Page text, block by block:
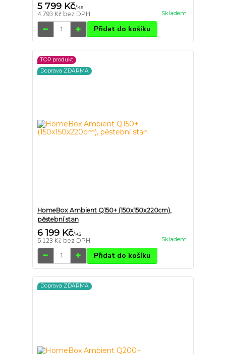
5 799 Kč/ks
4 793 Kč bez DPH Skladem
Přidat do košíku
TOP produkt
Doprava ZDARMA
HomeBox Ambient Q150+ (150x150x220cm),
pěstební stan
6 199 Kč/ks
5 123 Kč bez DPH Skladem
Přidat do košíku
Doprava ZDARMA